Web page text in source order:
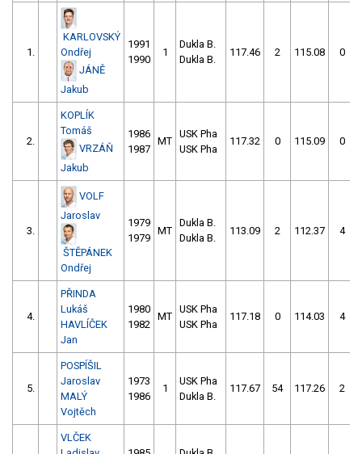
1.
KARLOVSKÝ
Ondřej
JÁNĚ
Jakub
1991
1990
1
Dukla B.
Dukla B.
117.46 2 115.08 0
2.
KOPLÍK
Tomáš
VRZÁŇ
Jakub
1986
1987
MT
USK Pha
USK Pha
117.32 0 115.09 0
3.
VOLF
Jaroslav
ŠTĚPÁNEK
Ondřej
1979
1979
MT
Dukla B.
Dukla B.
113.09 2 112.37 4
4.
PŘINDA
Lukáš
HAVLÍČEK
Jan
1980
1982
MT
USK Pha
USK Pha
117.18 0 114.03 4
5.
POSPÍŠIL
Jaroslav
MALÝ
Vojtěch
1973
1986
1
USK Pha
Dukla B.
117.67 54 117.26 2
VLČEK